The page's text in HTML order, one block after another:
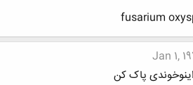
fusarium
Jan 1,
اینوخوندی پاک کن